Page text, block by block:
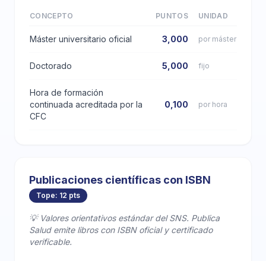
CONCEPTO PUNTOS UNIDAD
Máster universitario oficial 3,000 por máster
Doctorado 5,000 fijo
Hora de formación
continuada acreditada por la
CFC
0,100 por hora
Publicaciones científicas con ISBN
Tope: 12 pts
💡 Valores orientativos estándar del SNS. Publica
Salud emite libros con ISBN oficial y certificado
verificable.